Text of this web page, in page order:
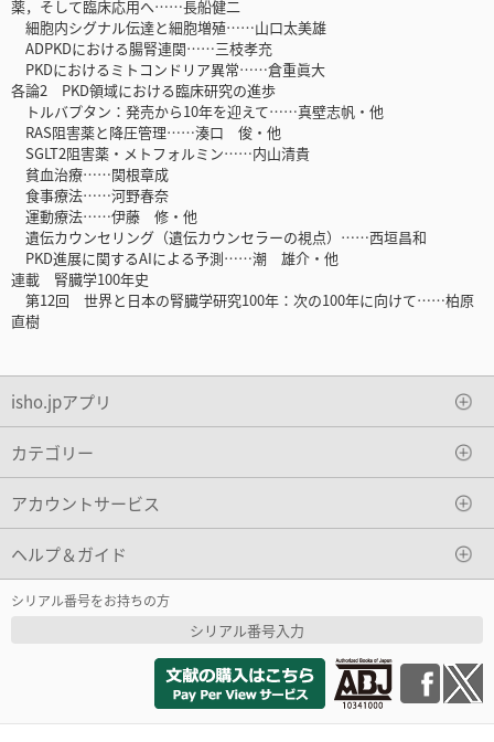
薬，そして臨床応用へ……長船健二
細胞内シグナル伝達と細胞増殖……山口太美雄
ADPKDにおける腸腎連関……三枝孝充
PKDにおけるミトコンドリア異常……倉重眞大
各論2 PKD領域における臨床研究の進歩
トルバプタン：発売から10年を迎えて……真壁志帆・他
RAS阻害薬と降圧管理……湊口 俊・他
SGLT2阻害薬・メトフォルミン……内山清貴
貧血治療……関根章成
食事療法……河野春奈
運動療法……伊藤 修・他
遺伝カウンセリング（遺伝カウンセラーの視点）……西垣昌和
PKD進展に関するAIによる予測……潮 雄介・他
連載 腎臓学100年史
第12回 世界と日本の腎臓学研究100年：次の100年に向けて……柏原
直樹
isho.jpアプリ
カテゴリー
アカウントサービス
ヘルプ＆ガイド
シリアル番号をお持ちの方
シリアル番号入力